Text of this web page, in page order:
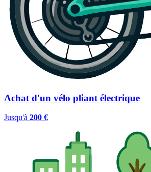
Achat d'un vélo pliant électrique
Jusqu'à 200 €